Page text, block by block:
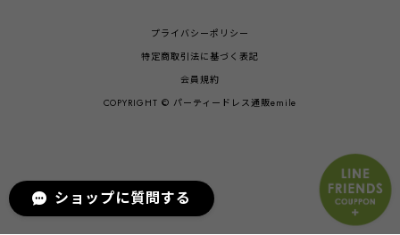
プライバシーポリシー
特定商取引法に基づく表記
会員規約
COPYRIGHT © パーティードレス通販emile
ショップに質問する